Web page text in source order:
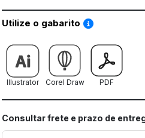
Utilize o gabarito Saiba como
Illustrator Corel Draw PDF
Consultar frete e prazo de